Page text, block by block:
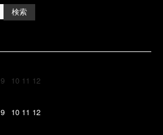
9 10 11 12
9 10 11 12